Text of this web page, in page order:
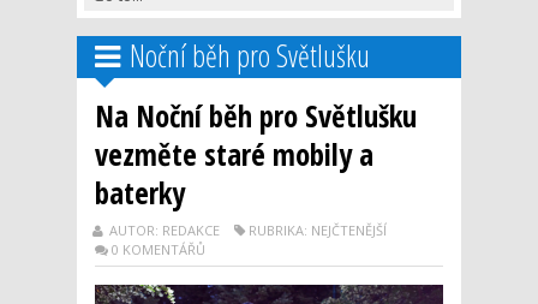
Noční běh pro Světlušku
Na Noční běh pro Světlušku
vezměte staré mobily a
baterky
AUTOR: REDAKCE
RUBRIKA: NEJČTENĚJŠÍ
0 KOMENTÁŘŮ